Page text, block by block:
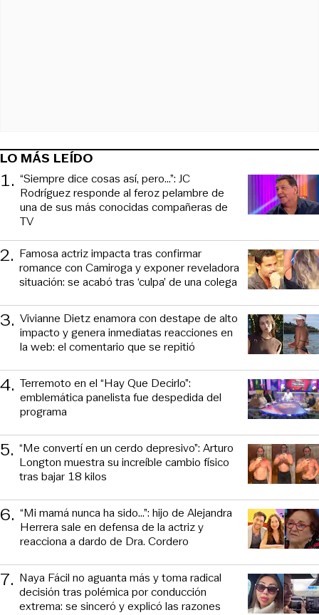
LO MÁS LEÍDO
1. “Siempre dice cosas así, pero...”: JC
Rodríguez responde al feroz pelambre de
una de sus más conocidas compañeras de
TV
2. Famosa actriz impacta tras confirmar
romance con Camiroga y exponer reveladora
situación: se acabó tras ‘culpa’ de una colega
3. Vivianne Dietz enamora con destape de alto
impacto y genera inmediatas reacciones en
la web: el comentario que se repitió
4. Terremoto en el “Hay Que Decirlo”:
emblemática panelista fue despedida del
programa
5. “Me convertí en un cerdo depresivo”: Arturo
Longton muestra su increíble cambio físico
tras bajar 18 kilos
6. “Mi mamá nunca ha sido...”: hijo de Alejandra
Herrera sale en defensa de la actriz y
reacciona a dardo de Dra. Cordero
7. Naya Fácil no aguanta más y toma radical
decisión tras polémica por conducción
extrema: se sinceró y explicó las razones